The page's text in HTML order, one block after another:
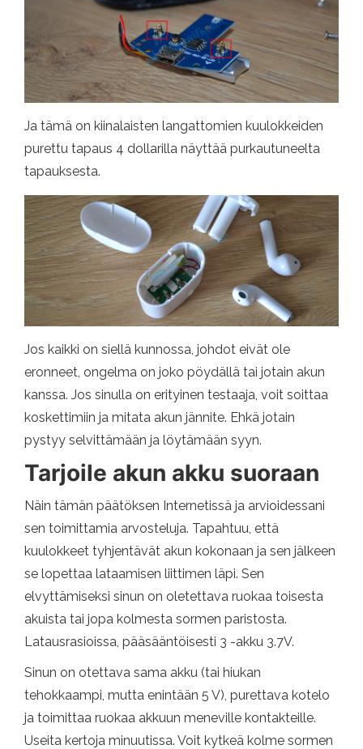
Ja tämä on kiinalaisten langattomien kuulokkeiden
purettu tapaus 4 dollarilla näyttää purkautuneelta
tapauksesta.
Jos kaikki on siellä kunnossa, johdot eivät ole
eronneet, ongelma on joko pöydällä tai jotain akun
kanssa. Jos sinulla on erityinen testaaja, voit soittaa
koskettimiin ja mitata akun jännite. Ehkä jotain
pystyy selvittämään ja löytämään syyn.
Tarjoile akun akku suoraan
Näin tämän päätöksen Internetissä ja arvioidessani
sen toimittamia arvosteluja. Tapahtuu, että
kuulokkeet tyhjentävät akun kokonaan ja sen jälkeen
se lopettaa lataamisen liittimen läpi. Sen
elvyttämiseksi sinun on oletettava ruokaa toisesta
akuista tai jopa kolmesta sormen paristosta.
Latausrasioissa, pääsääntöisesti 3 -akku 3.7V.
Sinun on otettava sama akku (tai hiukan
tehokkaampi, mutta enintään 5 V), purettava kotelo
ja toimittaa ruokaa akkuun meneville kontakteille.
Useita kertoja minuutissa. Voit kytkeä kolme sormen